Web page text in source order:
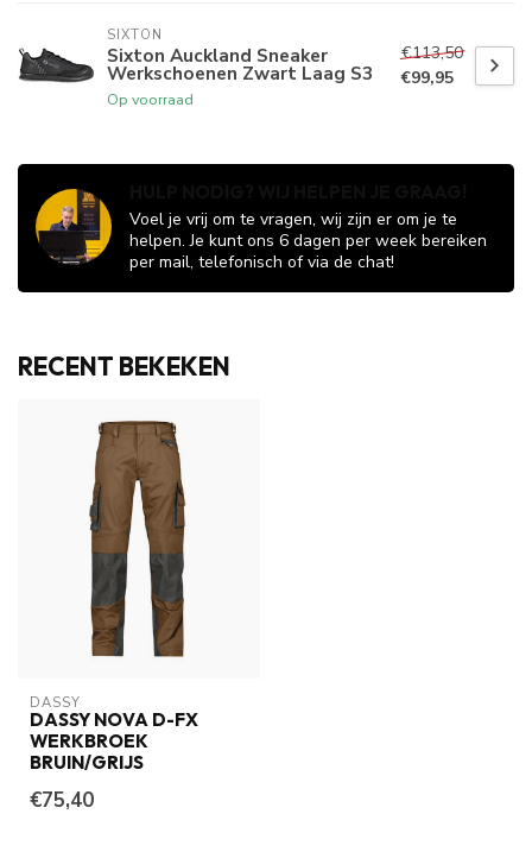
SIXTON
Sixton Auckland Sneaker
Werkschoenen Zwart Laag S3
Op voorraad
€113,50
€99,95
Voel je vrij om te vragen, wij zijn er om je te
helpen. Je kunt ons 6 dagen per week bereiken
per mail, telefonisch of via de chat!
RECENT BEKEKEN
DASSY
DASSY NOVA D-FX
WERKBROEK
BRUIN/GRIJS
€75,40